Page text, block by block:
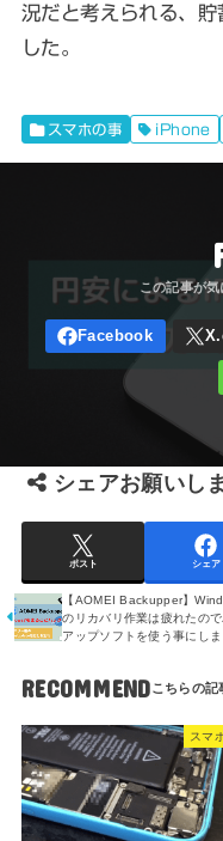
況だと考えられる、
した。
スマホの事 iPhone
シェアお願いし
ポスト シェア
【AOMEI Backupper】
のリカバリ作業は疲れたので
アップソフトを使う事にし
RECOMMEND
スマ